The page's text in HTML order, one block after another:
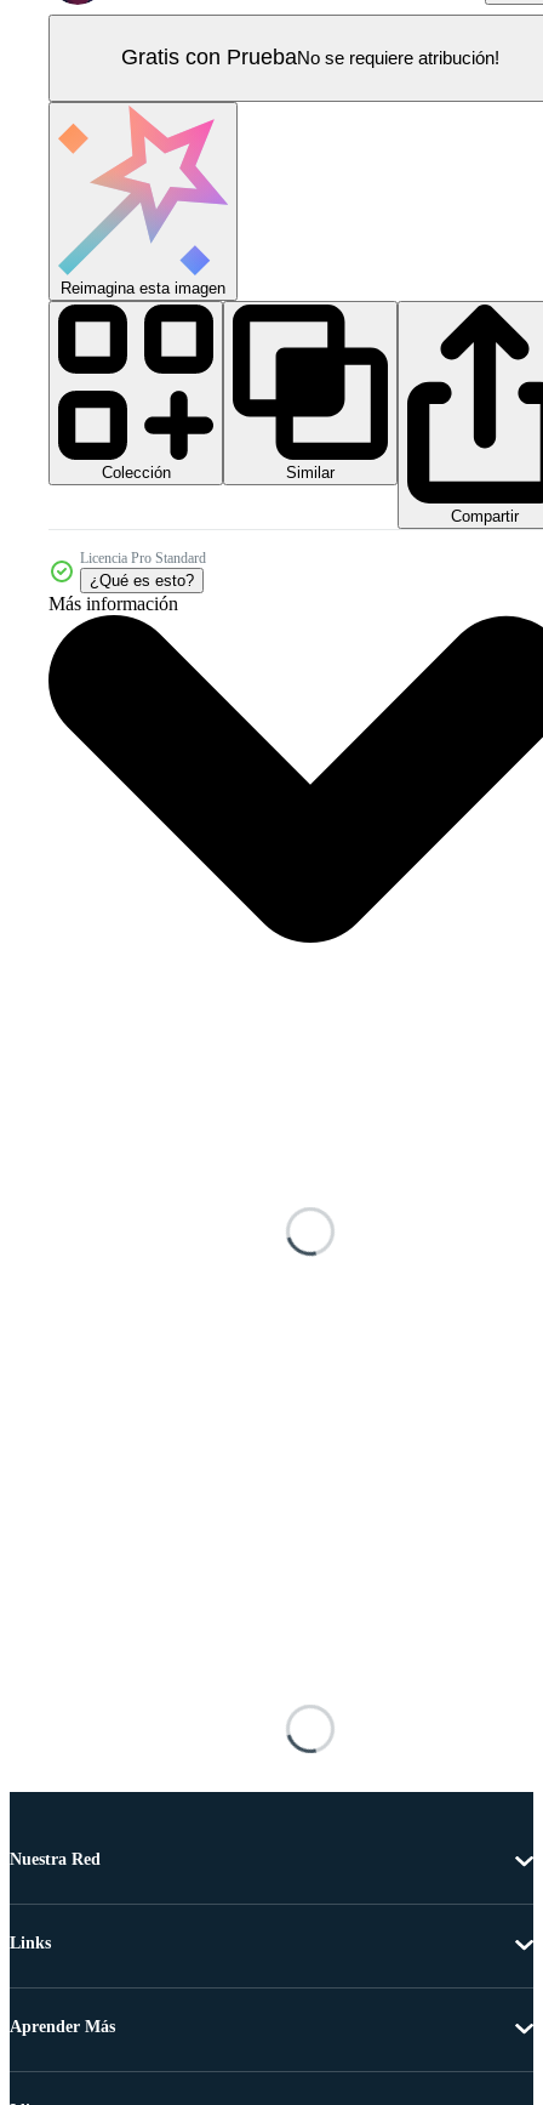
Gratis con PruebaNo se requiere atribución!
Reimagina esta imagen
Colección Similar
Compartir
Licencia Pro Standard
¿Qué es esto?
Más información
Nuestra Red
Links
Aprender Más